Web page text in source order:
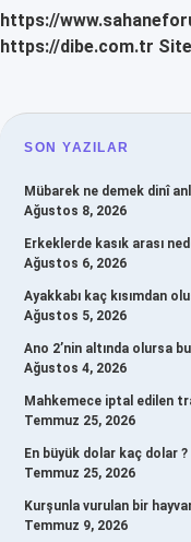
https://
https://dibe.com.tr
SON YAZILAR
Mübarek ne demek dinî
Ağustos 8, 2026
Erkeklerde kasık arası
Ağustos 6, 2026
Ayakkabı kaç kısımdan
Ağustos 5, 2026
Ano 2’nin altında olursa
Ağustos 4, 2026
Mahkemece iptal edilen
Temmuz 25, 2026
En büyük dolar kaç dolar ?
Temmuz 25, 2026
Kurşunla vurulan bir
Temmuz 9, 2026